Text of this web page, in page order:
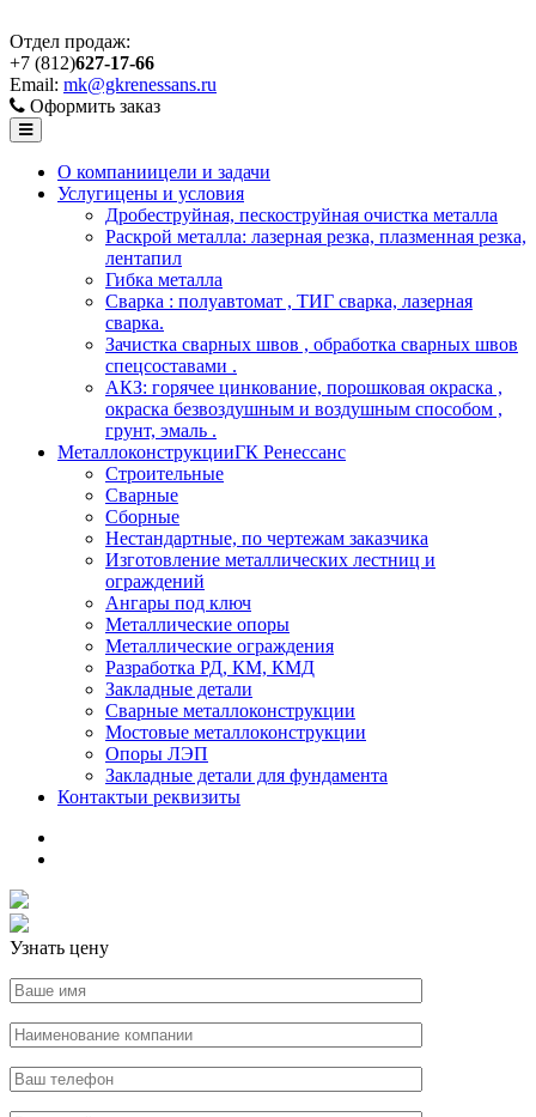
Отдел продаж:
+7 (812)627-17-66
Email: mk@gkrenessans.ru
Оформить заказ
О компаниицели и задачи
Услугицены и условия
Дробеструйная, пескоструйная очистка металла
Раскрой металла: лазерная резка, плазменная резка,
лентапил
Гибка металла
Сварка : полуавтомат , ТИГ сварка, лазерная
сварка.
Зачистка сварных швов , обработка сварных швов
спецсоставами .
АКЗ: горячее цинкование, порошковая окраска ,
окраска безвоздушным и воздушным способом ,
грунт, эмаль .
МеталлоконструкцииГК Ренессанс
Строительные
Сварные
Сборные
Нестандартные, по чертежам заказчика
Изготовление металлических лестниц и
ограждений
Ангары под ключ
Металлические опоры
Металлические ограждения
Разработка РД, КМ, КМД
Закладные детали
Сварные металлоконструкции
Мостовые металлоконструкции
Опоры ЛЭП
Закладные детали для фундамента
Контактыи реквизиты
Узнать цену